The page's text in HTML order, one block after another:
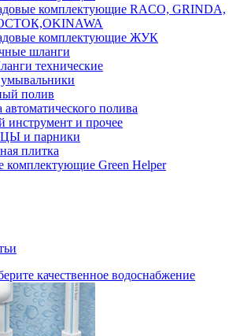
комплектующие RACO, GRINDA,
комплектующие ЖУК
шланги
технические
полив
автоматического полива
инструмент и прочее
и парники
плитка
комплектующие Green Helper
качественное водоснабжение